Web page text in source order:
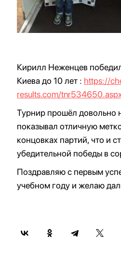
Кирилл Неженцев
Киева до 10 лет : https://
results.com/
Турнир прошёл довольно
показывал отличную
концовках партий, что и
убедительной победы в
Поздравляю с первым
учебном году и желаю